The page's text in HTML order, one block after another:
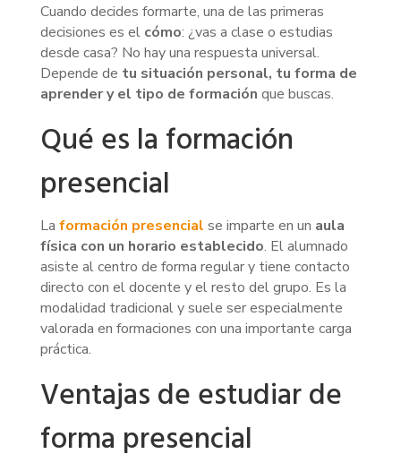
Cuando decides formarte, una de las primeras
decisiones es el cómo: ¿vas a clase o estudias
desde casa? No hay una respuesta universal.
Depende de tu situación personal, tu forma de
aprender y el tipo de formación que buscas.
Qué es la formación
presencial
La formación presencial se imparte en un aula
física con un horario establecido. El alumnado
asiste al centro de forma regular y tiene contacto
directo con el docente y el resto del grupo. Es la
modalidad tradicional y suele ser especialmente
valorada en formaciones con una importante carga
práctica.
Ventajas de estudiar de
forma presencial